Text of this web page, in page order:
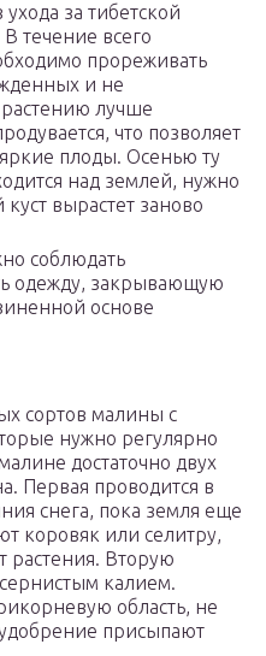
за тибетской
течение всего
прореживать
и не
лучше
что позволяет
плоды. Осенью ту
над землей, нужно
вырастет заново
соблюдать
одежду, закрывающую
основе
сортов малины с
нужно регулярно
достаточно двух
Первая проводится в
снега, пока земля еще
коровяк или селитру,
растения. Вторую
калием.
область, не
присыпают